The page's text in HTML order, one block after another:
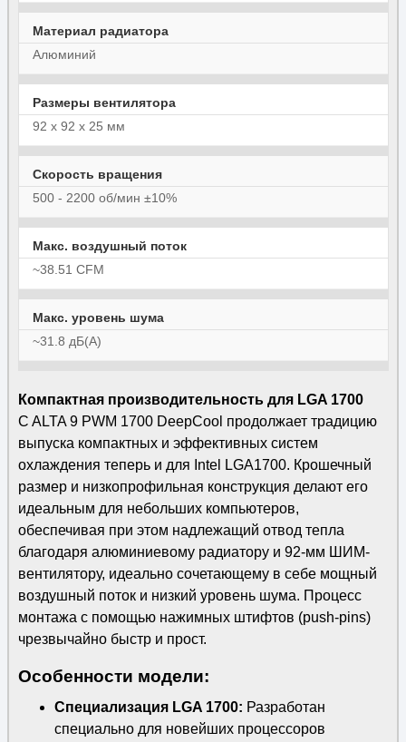
Материал радиатора
Алюминий
Размеры вентилятора
92 x 92 x 25 мм
Скорость вращения
500 - 2200 об/мин ±10%
Макс. воздушный поток
~38.51 CFM
Макс. уровень шума
~31.8 дБ(А)
Компактная производительность для LGA 1700
C ALTA 9 PWM 1700 DeepCool продолжает традицию
выпуска компактных и эффективных систем
охлаждения теперь и для Intel LGA1700. Крошечный
размер и низкопрофильная конструкция делают его
идеальным для небольших компьютеров,
обеспечивая при этом надлежащий отвод тепла
благодаря алюминиевому радиатору и 92-мм ШИМ-
вентилятору, идеально сочетающему в себе мощный
воздушный поток и низкий уровень шума. Процесс
монтажа с помощью нажимных штифтов (push-pins)
чрезвычайно быстр и прост.
Особенности модели:
Специализация LGA 1700: Разработан
специально для новейших процессоров